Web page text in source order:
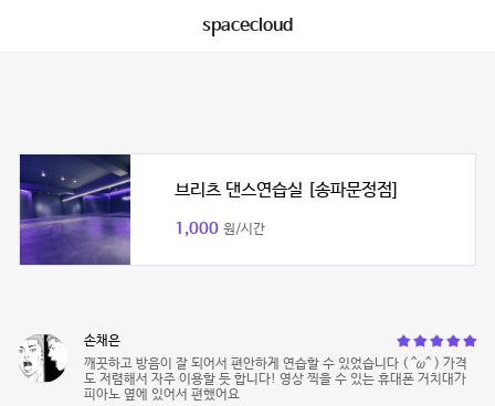
spacecloud
브리츠 댄스연습실 [송파문정점]
1,000 원/시간
손채은
깨끗하고 방음이 잘 되어서 편안하게 연습할 수 있었습니다 ( ^ω^ ) 가격
도 저렴해서 자주 이용할 듯 합니다! 영상 찍을 수 있는 휴대폰 거치대가
피아노 옆에 있어서 편했어요